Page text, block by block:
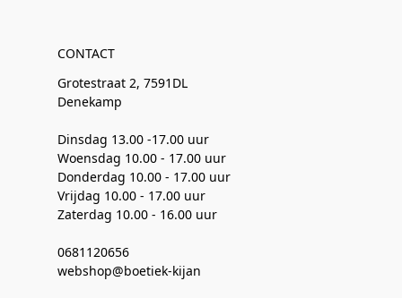
CONTACT
Grotestraat 2, 7591DL
Denekamp
Dinsdag 13.00 -17.00 uur
Woensdag 10.00 - 17.00 uur
Donderdag 10.00 - 17.00 uur
Vrijdag 10.00 - 17.00 uur
Zaterdag 10.00 - 16.00 uur
0681120656
webshop@boetiek-kijan